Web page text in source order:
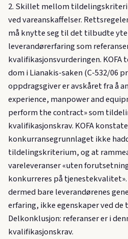
2. Skillet mellom
ved vareanskaffelser.
må knytte seg til det tilbudte
leverandørerfaring som
kvalifikasjonsvurderingen.
dom i Lianakis-saken (C-532/06
oppdragsgiver er avskåret fra å
experience, manpower and
perform the contract» som
kvalifikasjonskrav. KOFA
konkurransegrunnlaget ikke
tildelingskriterium, og at
vareleveranser «uten
konkurreres på
dermed bare leverandørenes
erfaring, ikke egenskaper ved de
Delkonklusjon: referanser er i
kvalifikasjonskrav.